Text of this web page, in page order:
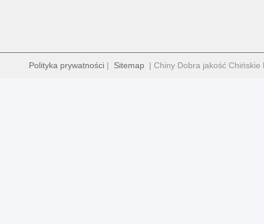
Polityka prywatności | Sitemap | Chiny Dobra jakość